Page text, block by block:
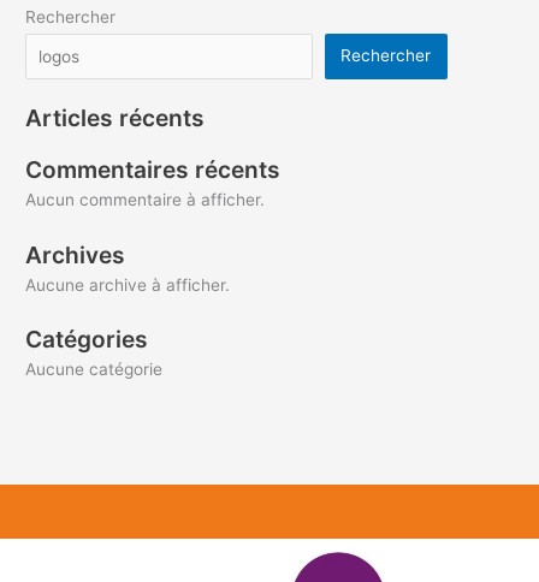
Rechercher
Rechercher
Articles récents
Commentaires récents
Aucun commentaire à afficher.
Archives
Aucune archive à afficher.
Catégories
Aucune catégorie